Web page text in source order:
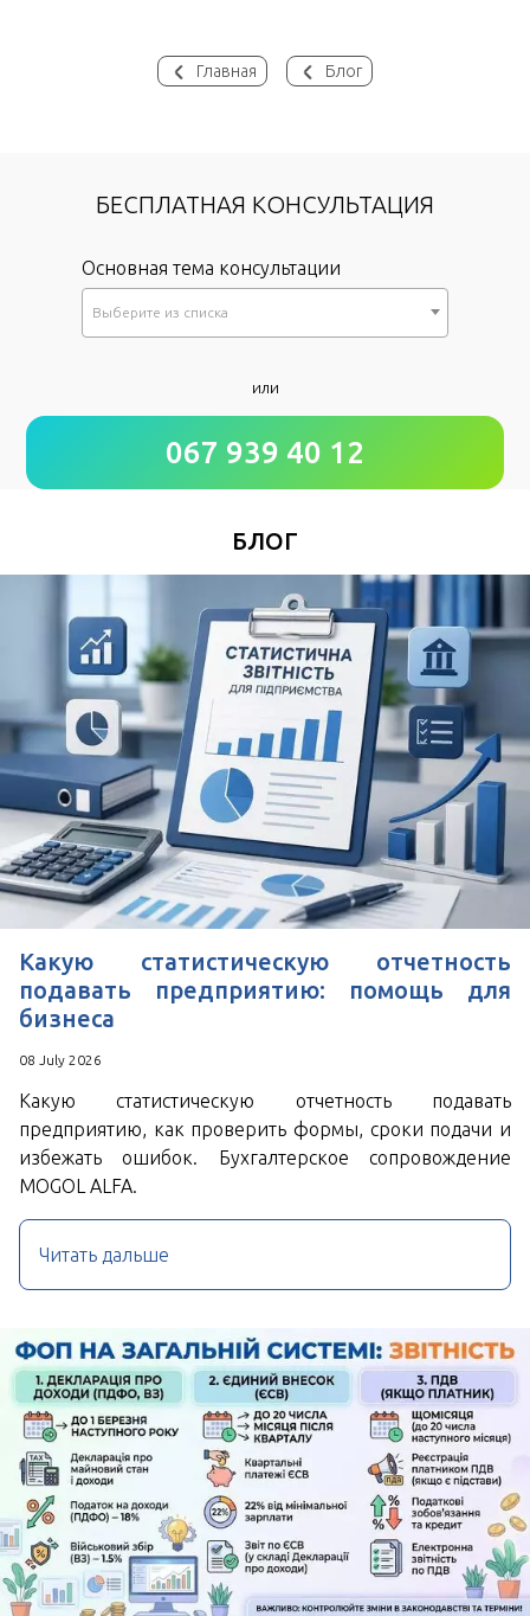
Главная Блог
БЕСПЛАТНАЯ КОНСУЛЬТАЦИЯ
Основная тема консультации
Выберите из списка
Как к Вам обращаться?
Удобное время для звонка
Поля, отмеченные знаком
обязательны к
заполнению
Нажимая кнопку Отправить Вы соглашаетесь с
Пользовательским соглашением
или
067 939 40 12
БЛОГ
Какую статистическую отчетность
подавать предприятию: помощь для
бизнеса
08 July 2026
Какую статистическую отчетность подавать
предприятию, как проверить формы, сроки подачи и
избежать ошибок. Бухгалтерское сопровождение
MOGOL ALFA.
Читать дальше